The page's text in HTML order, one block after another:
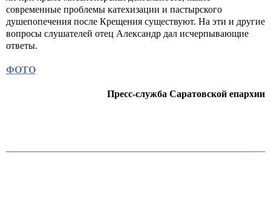
современные проблемы катехизации и пастырского
душепопечения после Крещения существуют. На эти и другие
вопросы слушателей отец Александр дал исчерпывающие
ответы.
ФОТО
Пресс-служба Саратовской епархии